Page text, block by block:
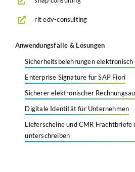
rit edv-consulting
Anwendungsfälle & Lösungen
Sicherheitsbelehrungen
Enterprise Signature für SAP Fiori
Sicherer elektronischer
Digitale Identität für Unternehmen
Lieferscheine und CMR Frachtbriefe
unterschreiben